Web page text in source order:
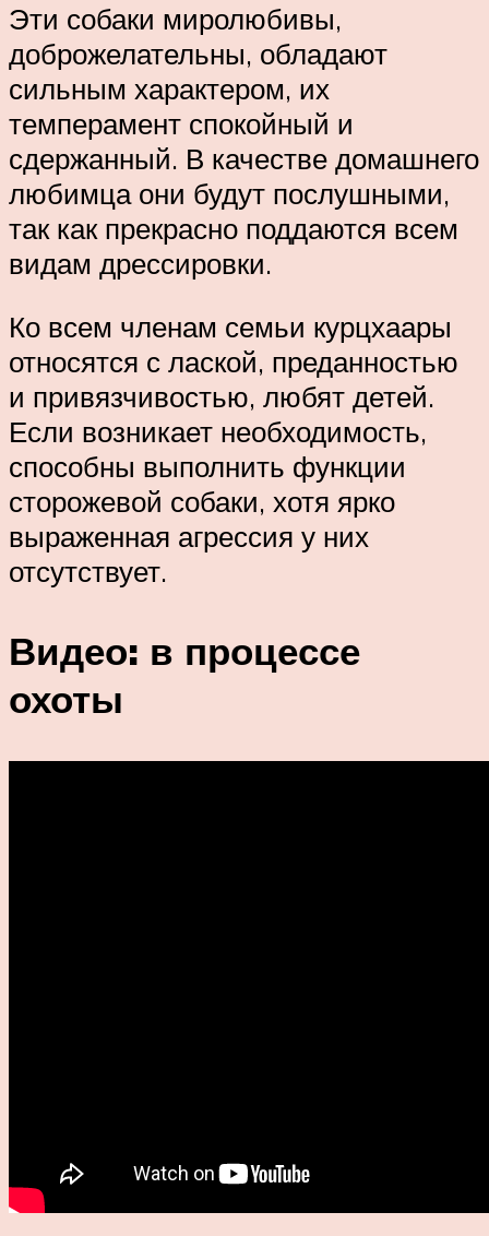
Эти собаки миролюбивы,
доброжелательны, обладают
сильным характером, их
темперамент спокойный и
сдержанный. В качестве домашнего
любимца они будут послушными,
так как прекрасно поддаются всем
видам дрессировки.
Ко всем членам семьи курцхаары
относятся с лаской, преданностью
и привязчивостью, любят детей.
Если возникает необходимость,
способны выполнить функции
сторожевой собаки, хотя ярко
выраженная агрессия у них
отсутствует.
Видео: в процессе
охоты